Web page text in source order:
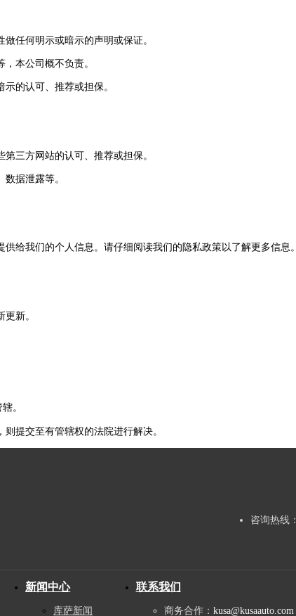
任何明示或暗示的声明或保证。
本公司概不负责。
的认可、推荐或担保。
三方网站的认可、推荐或担保。
据泄露等。
给我们的个人信息。请仔细阅读我们的隐私政策以了解更多信息。
新。
。
提交至有管辖权的法院进行解决。
咨询热线：
新闻中心
库萨新闻
联系我们
商务合作： kusa@kusaauto.com